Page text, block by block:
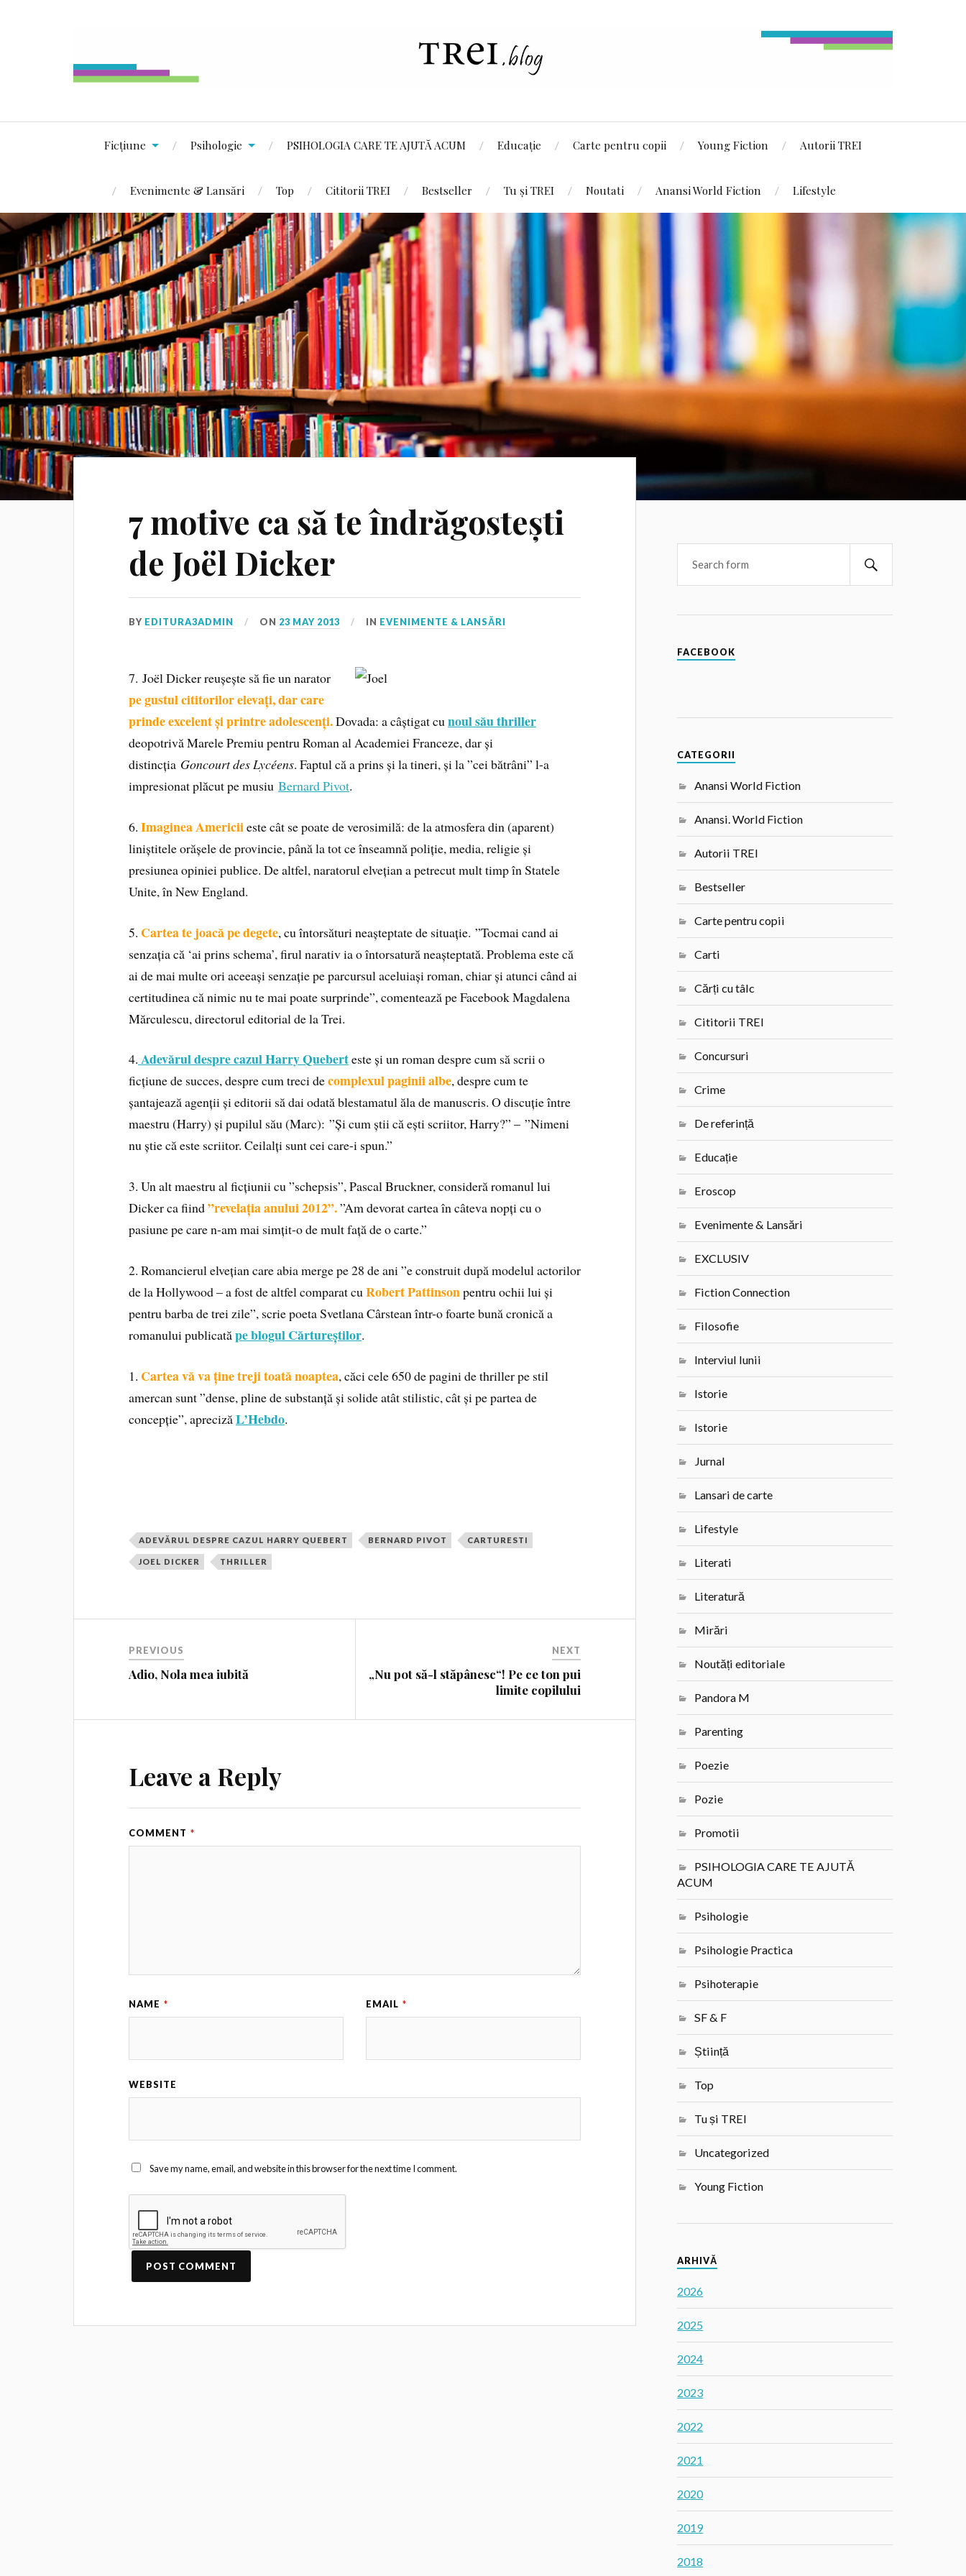
Ficțiune Psihologie PSIHOLOGIA CARE TE AJUTĂ ACUM Educație Carte pentru copii Young Fiction Autorii TREI
Evenimente & Lansări Top Cititorii TREI Bestseller Tu și TREI Noutati Anansi World Fiction Lifestyle
7 motive ca să te îndrăgostești
de Joël Dicker
BY EDITURA3ADMIN ON 23 MAY 2013 IN EVENIMENTE & LANSĂRI
7. Joël Dicker reușește să fie un narator
pe gustul cititorilor elevați, dar care
prinde excelent și printre adolescenți.Dovada: a câștigat cunoul său thriller
deopotrivă Marele Premiu pentru Roman al Academiei Franceze, dar și
distincția Goncourt des Lycéens. Faptul că a prins și la tineri, și la ”cei bătrâni” l-a
impresionat plăcut pe musiuBernard Pivot.
6.Imaginea Americiieste cât se poate de verosimilă: de la atmosfera din (aparent)
liniștitele orășele de provincie, până la tot ce înseamnă poliție, media, religie și
presiunea opiniei publice. De altfel, naratorul elvețian a petrecut mult timp în Statele
Unite, în New England.
5. Cartea te joacă pe degete, cu întorsături neașteptate de situație. ”Tocmai cand ai
senzația că ‘ai prins schema’, firul narativ ia o întorsatură neașteptată. Problema este că
ai de mai multe ori aceeași senzație pe parcursul aceluiași roman, chiar și atunci când ai
certitudinea că nimic nu te mai poate surprinde”, comentează pe Facebook Magdalena
Mărculescu, directorul editorial de la Trei.
4. Adevărul despre cazul Harry Queberteste și un roman despre cum să scrii o
ficțiune de succes, despre cum treci decomplexul paginii albe, despre cum te
șantajează agenții și editorii să dai odată blestamatul ăla de manuscris. O discuție între
maestru (Harry) și pupilul său (Marc): ”Și cum știi că ești scriitor, Harry?” – ”Nimeni
nu știe că este scriitor. Ceilalți sunt cei care-i spun.”
3. Un alt maestru al ficțiunii cu ”schepsis”, Pascal Bruckner, consideră romanul lui
Dicker ca fiind”revelația anului 2012”.”Am devorat cartea în câteva nopți cu o
pasiune pe care n-am mai simțit-o de mult față de o carte.”
2. Romancierul elvețian care abia merge pe 28 de ani ”e construit după modelul actorilor
de la Hollywood – a fost de altfel comparat cuRobert Pattinsonpentru ochii lui și
pentru barba de trei zile”, scrie poeta Svetlana Cârstean într-o foarte bună cronică a
romanului publicatăpe blogul Cărtureștilor.
1. Cartea vă va ține treji toată noaptea, căci cele 650 de pagini de thriller pe stil
amercan sunt ”dense, pline de substanță și solide atât stilistic, cât și pe partea de
concepție”, aprecizăL’Hebdo.
ADEVĂRUL DESPRE CAZUL HARRY QUEBERT BERNARD PIVOT CARTURESTI
JOEL DICKER THRILLER
PREVIOUS
Adio, Nola mea iubită
NEXT
„Nu pot să-l stăpânesc“! Pe ce ton pui
limite copilului
Leave a Reply
COMMENT *
NAME * EMAIL *
WEBSITE
Save my name, email, and website in this browser for the next time I comment.
FACEBOOK
CATEGORII
Anansi World Fiction
Anansi. World Fiction
Autorii TREI
Bestseller
Carte pentru copii
Carti
Cărți cu tâlc
Cititorii TREI
Concursuri
Crime
De referință
Educație
Eroscop
Evenimente & Lansări
EXCLUSIV
Fiction Connection
Filosofie
Interviul lunii
Istorie
Istorie
Jurnal
Lansari de carte
Lifestyle
Literati
Literatură
Mirări
Noutăți editoriale
Pandora M
Parenting
Poezie
Pozie
Promotii
PSIHOLOGIA CARE TE AJUTĂ
ACUM
Psihologie
Psihologie Practica
Psihoterapie
SF & F
Știință
Top
Tu și TREI
Uncategorized
Young Fiction
ARHIVĂ
2026
2025
2024
2023
2022
2021
2020
2019
2018